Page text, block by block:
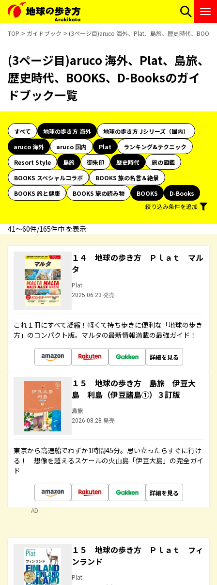
TOP ガイドブック (3ページ目)aruco 海外、Plat、島旅、歴史時代、
(3ページ目)aruco 海外、Plat、島旅、
歴史時代、BOOKS、D-Booksのガイ
ドブック一覧
すべて 地球の歩き方 海外
地球の歩き方 Jシリーズ（国内）
aruco 海外
aruco 国内 Plat
ランキング&テクニック
Resort Style
島旅 御朱印 歴史時代
旅の図鑑
BOOKS スペシャルコラボ
BOOKS 旅の名言＆絶景
BOOKS 旅と健康
BOOKS 旅の読み物 BOOKS
D-Books
絞り込み条件を追加
41〜60件/165件中 を表示
１４ 地球の歩き方 Ｐｌａｔ マル
タ
Plat
2025.06.23 発売
これ１冊にすべて凝縮！軽くて持ち歩きに便利な「地球の歩き
方」のコンパクト版。マルタの最新情報満載の最強ガイド！
詳細を見る
１５ 地球の歩き方 島旅 伊豆大
島 利島（伊豆諸島①）３訂版
島旅
2026.08.28 発売
東京から高速船でわずか1時間45分。思い立ったらすぐに行け
る！ 想像を超えるスケールの火山島「伊豆大島」の完全ガイ
ド
詳細を見る
AD
１５ 地球の歩き方 Ｐｌａｔ フィ
ンランド
Plat